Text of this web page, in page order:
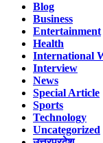
Blog
Business
Entertainment
Health
International
Interview
News
Special Article
Sports
Technology
Uncategorized